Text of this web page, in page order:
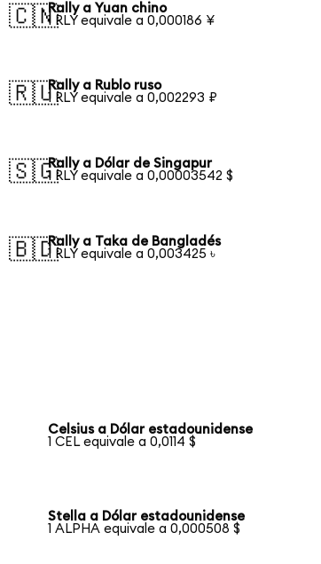
🇨🇳Rally a Yuan chino
1 RLY equivale a 0,000186 ¥
🇷🇺Rally a Rublo ruso
1 RLY equivale a 0,002293 ₽
🇸🇬Rally a Dólar de Singapur
1 RLY equivale a 0,00003542 $
🇧🇩Rally a Taka de Bangladés
1 RLY equivale a 0,003425 ৳
Celsius a Dólar estadounidense
1 CEL equivale a 0,0114 $
Stella a Dólar estadounidense
1 ALPHA equivale a 0,000508 $